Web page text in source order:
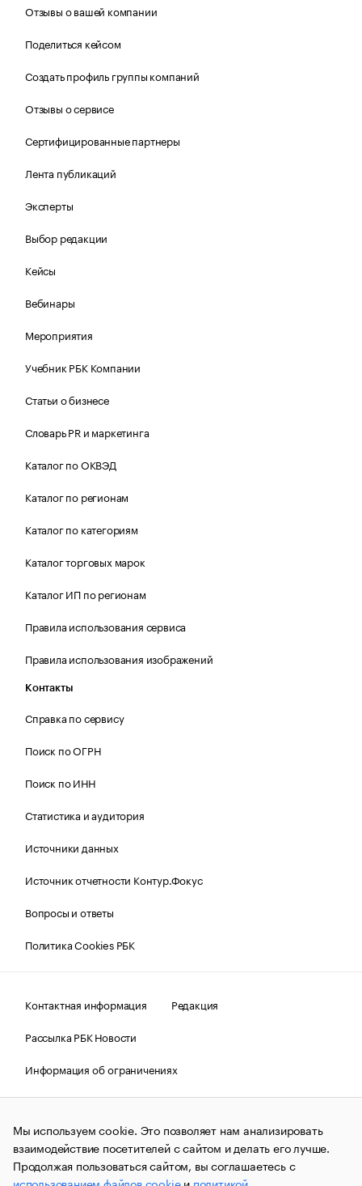
Отзывы о вашей компании
Поделиться кейсом
Создать профиль группы компаний
Отзывы о сервисе
Сертифицированные партнеры
Лента публикаций
Эксперты
Выбор редакции
Кейсы
Вебинары
Мероприятия
Учебник РБК Компании
Статьи о бизнесе
Словарь PR и маркетинга
Каталог по ОКВЭД
Каталог по регионам
Каталог по категориям
Каталог торговых марок
Каталог ИП по регионам
Правила использования сервиса
Правила использования изображений
Контакты
Справка по сервису
Поиск по ОГРН
Поиск по ИНН
Статистика и аудитория
Источники данных
Источник отчетности Контур.Фокус
Вопросы и ответы
Политика Cookies РБК
Контактная информация
Редакция
Рассылка РБК Новости
Информация об ограничениях
Правовая информация
О соблюдении авторских прав
© АО «РОСБИЗНЕСКОНСАЛТИНГ»,1995–2026.Сообщения
и материалы информационного агентства «РБК»
(зарегистрировано Федеральной службой по надзору в сфере
связи, информационных технологий и массовых
Мы используем cookie. Это позволяет нам анализировать
взаимодействие посетителей с сайтом и делать его лучше.
Продолжая пользоваться сайтом, вы соглашаетесь с